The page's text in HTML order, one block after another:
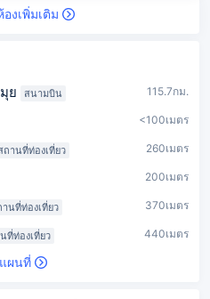
งเพิ่มเติม
ย สนามบิน 115.7กม.
<100เมตร
ถานที่ท่องเที่ยว 260เมตร
200เมตร
นที่ท่องเที่ยว 370เมตร
ที่ท่องเที่ยว 440เมตร
ผนที่